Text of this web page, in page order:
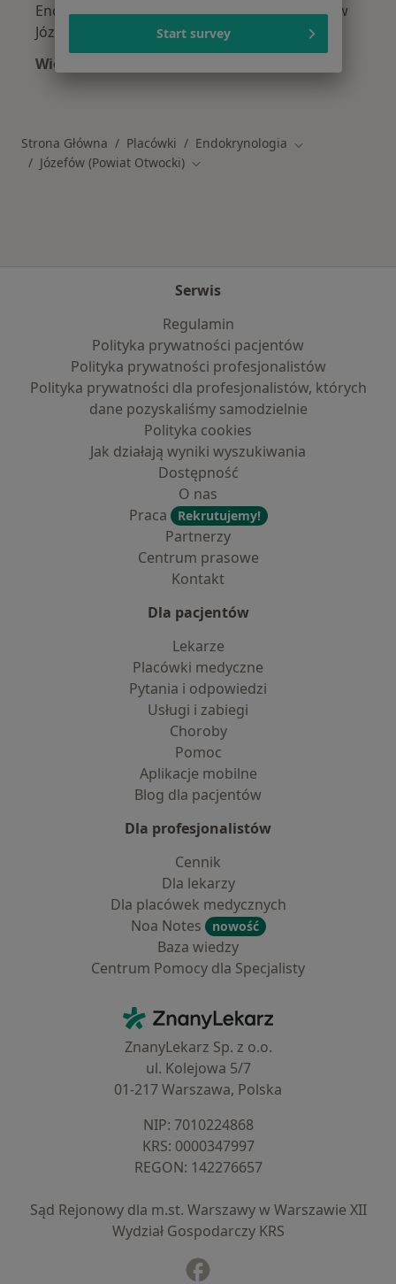
Endokrynologia centra medyczne z POLMED w
Józefowie
Więcej (1)
Strona Główna Placówki Endokrynologia Zmień miasto
Józefów (Powiat Otwocki) Zmień miasto
Serwis
Regulamin
Polityka prywatności pacjentów
Polityka prywatności profesjonalistów
Polityka prywatności dla profesjonalistów, których
dane pozyskaliśmy samodzielnie
Polityka cookies
Jak działają wyniki wyszukiwania
Dostępność
O nas
Praca
Rekrutujemy!
Partnerzy
Centrum prasowe
Kontakt
Dla pacjentów
Lekarze
Placówki medyczne
Pytania i odpowiedzi
Usługi i zabiegi
Choroby
Pomoc
Aplikacje mobilne
Blog dla pacjentów
Dla profesjonalistów
Cennik
Dla lekarzy
Dla placówek medycznych
Noa Notes
nowość
Baza wiedzy
Centrum Pomocy dla Specjalisty
ZnanyLekarz - Strona główna
ZnanyLekarz Sp. z o.o.
ul. Kolejowa 5/7
01-217 Warszawa, Polska
NIP: ⁠7010224868
KRS: ⁠0000347997
REGON: ⁠142276657
Sąd Rejonowy dla m.st. Warszawy w Warszawie XII
Wydział Gospodarczy KRS
Start survey